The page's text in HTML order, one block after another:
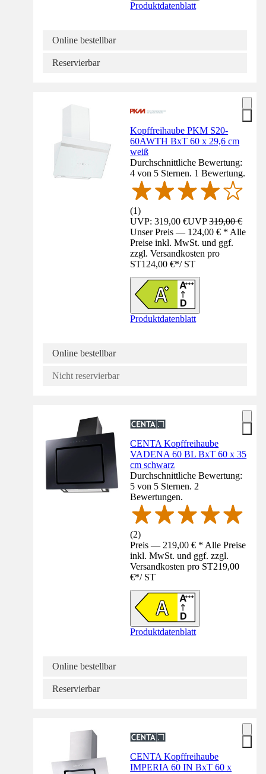
Produktdatenblatt
Online bestellbar
Reservierbar
Kopffreihaube PKM S20-
60AWTH BxT 60 x 29,6 cm
weiß
Durchschnittliche Bewertung:
4 von 5 Sternen. 1 Bewertung.
(1)
UVP: 319,00 €UVP319,00 €
Unser Preis — 124,00 € * Alle
Preise inkl. MwSt. und ggf.
zzgl. Versandkosten pro
ST124,00 €*/ ST
Produktdatenblatt
Online bestellbar
Nicht reservierbar
CENTA Kopffreihaube
VADENA 60 BL BxT 60 x 35
cm schwarz
Durchschnittliche Bewertung:
5 von 5 Sternen. 2
Bewertungen.
(2)
Preis — 219,00 € * Alle Preise
inkl. MwSt. und ggf. zzgl.
Versandkosten pro ST219,00
€*/ ST
Produktdatenblatt
Online bestellbar
Reservierbar
CENTA Kopffreihaube
IMPERIA 60 IN BxT 60 x